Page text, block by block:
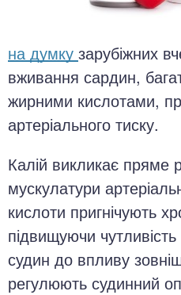
на думку зарубіжних
вживання сардин,
жирними кислотами,
артеріального тиску.
Калій викликає пряме
мускулатури
кислоти пригнічують
підвищуючи
судин до впливу
регулюють судинний